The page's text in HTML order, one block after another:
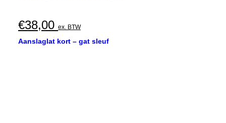
€38,00 ex. BTW
Aanslaglat kort – gat sleuf